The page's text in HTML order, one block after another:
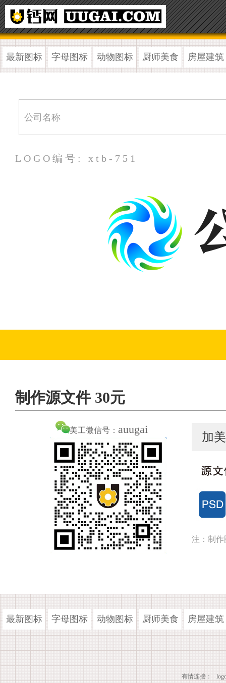
最新图标 字母图标 动物图标 厨师美食 房屋建筑
LOGO编号: xtb-751
制作源文件 30元
美工微信号： auugai
加
注：制作
最新图标 字母图标 动物图标 厨师美食 房屋建筑
有情连接：